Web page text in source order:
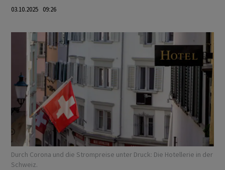
03.10.2025 09:26
Durch Corona und die Strompreise unter Druck: Die Hotellerie in der
Schweiz.